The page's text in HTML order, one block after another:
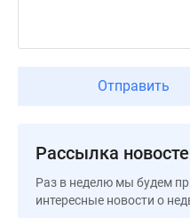
Субсидированная
застройщиком
Отправить
Рассылка
Раз в неделю мы будем
интересные новости о